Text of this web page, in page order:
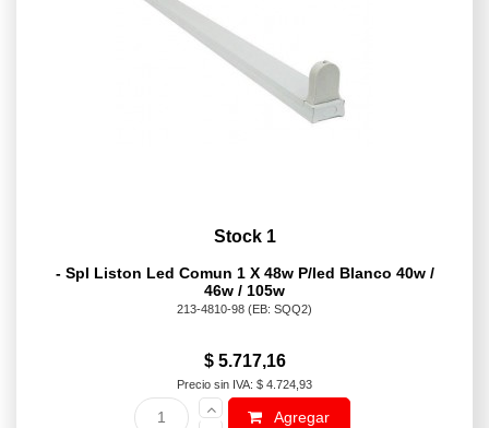
Stock 1
- Spl Liston Led Comun 1 X 48w P/led Blanco 40w /
46w / 105w
213-4810-98 (EB: SQQ2)
$ 5.717,16
Precio sin IVA: $ 4.724,93
Agregar